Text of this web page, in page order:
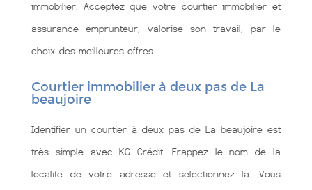
immobilier. Acceptez que votre courtier immobilier et
assurance emprunteur, valorise son travail, par le
choix des meilleures offres.
Courtier immobilier à deux pas de La
beaujoire
Identifier un courtier à deux pas de La beaujoire est
très simple avec KG Crédit. Frappez le nom de la
localité de votre adresse et sélectionnez la. Vous